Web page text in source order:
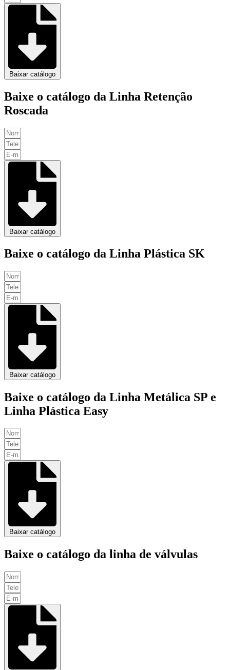
Baixar catálogo
Baixe o catálogo da Linha Retenção
Roscada
Baixar catálogo
Baixe o catálogo da Linha Plástica SK
Baixar catálogo
Baixe o catálogo da Linha Metálica SP e
Linha Plástica Easy
Baixar catálogo
Baixe o catálogo da linha de válvulas